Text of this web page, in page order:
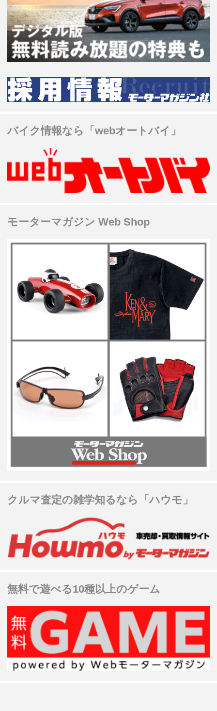
バイク情報なら「webオートバイ」
モーターマガジン Web Shop
クルマ査定の雑学知るなら「ハウモ」
無料で遊べる10種以上のゲーム